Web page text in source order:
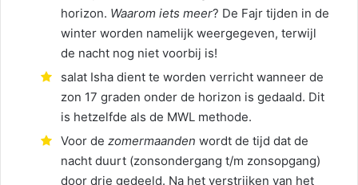
horizon. Waarom iets meer? De Fajr tijden in de
winter worden namelijk weergegeven, terwijl
de nacht nog niet voorbij is!
salat Isha dient te worden verricht wanneer de
zon 17 graden onder de horizon is gedaald. Dit
is hetzelfde als de MWL methode.
Voor de zomermaanden wordt de tijd dat de
nacht duurt (zonsondergang t/m zonsopgang)
door drie gedeeld. Na het verstrijken van het